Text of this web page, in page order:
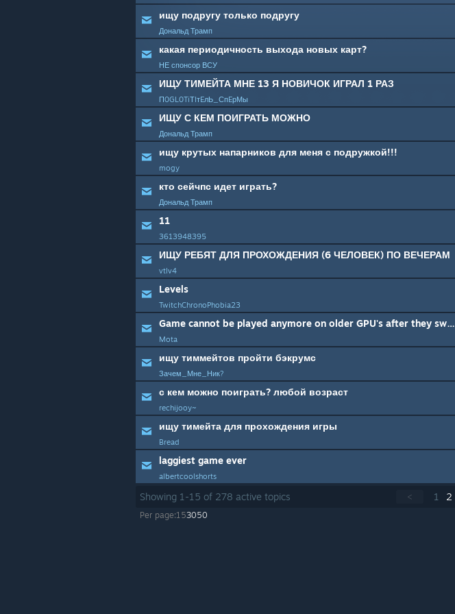
ищу подругу только подругу
Дональд Трамп
какая периодичность выхода новых карт?
НЕ спонсор ВСУ
ИЩУ ТИМЕЙТА МНЕ 13 Я НОВИЧОК ИГРАЛ 1 РАЗ
П0GL0TiТIтEлЬ_СпEрМы
ИЩУ С КЕМ ПОИГРАТЬ МОЖНО
Дональд Трамп
ищу крутых напарников для меня с подружкой!!!
mogy
кто сейчпс идет играть?
Дональд Трамп
11
3613948395
ИЩУ РЕБЯТ ДЛЯ ПРОХОЖДЕНИЯ (6 ЧЕЛОВЕК) ПО ВЕЧЕРАМ
vtlv4
Levels
TwitchChronoPhobia23
Game cannot be played anymore on older GPU's after they switched to UE5.5
Mota
ищу тиммейтов пройти бэкрумс
Зачем_Мне_Ник?
с кем можно поиграть? любой возраст
rechijooy~
ищу тимейта для прохождения игры
Bread
laggiest game ever
albertcoolshorts
< 1 2
Showing 1 -15 of 278 active topics
Per page:153050